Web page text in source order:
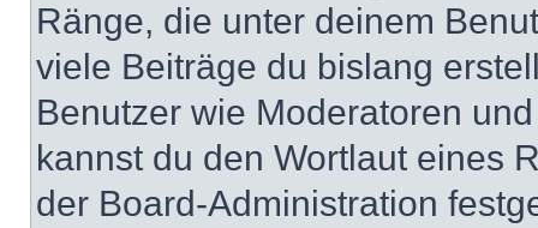
Ränge, die unter deinem
viele Beiträge du bislang
Benutzer wie Moderatoren
kannst du den Wortlaut eines
der Board-Administration